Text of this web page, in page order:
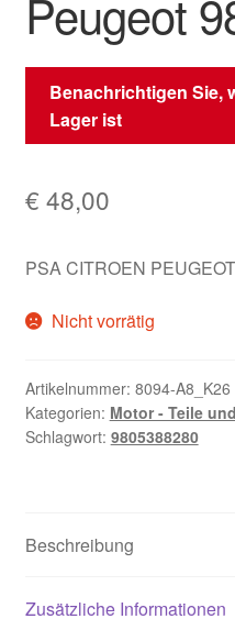
Peugeot
Benachrichtigen Sie,
Lager ist
€ 48,00
PSA CITROEN
Nicht vorrätig
Artikelnummer: 8094-A8_K26
Kategorien: Motor - Teile
Schlagwort: 9805388280
Beschreibung
Zusätzliche Informationen